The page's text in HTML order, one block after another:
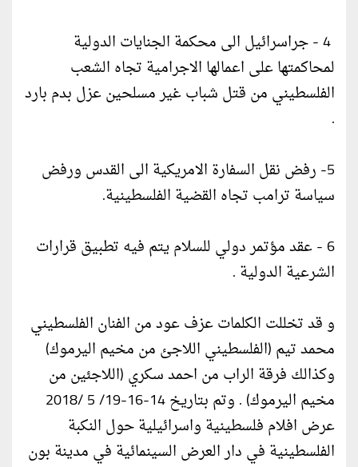
4 - جراسرائيل الى محكمة الجنايات الدولية
لمحاكمتها على اعمالها الاجرامية تجاه الشعب
الفلسطيني من قتل شباب غير مسلحين عزل بدم بارد
.
5- رفض نقل السفارة الامريكية الى القدس ورفض
سياسة ترامب تجاه القضية الفلسطينية.
6 - عقد مؤتمر دولي للسلام يتم فيه تطبيق قرارات
الشرعية الدولية .
و قد تخللت الكلمات عزف عود من الفنان الفلسطيني
محمد تيم (الفلسطيني اللاجئ من مخيم اليرموك)
وكذالك فرقة الراب من احمد سكري (اللاجئين من
مخيم اليرموك) . وتم بتاريخ 14-16-19/ 5 /2018
عرض افلام فلسطينية واسرائيلية حول النكبة
الفلسطينية في دار العرض السينمائية في مدينة بون